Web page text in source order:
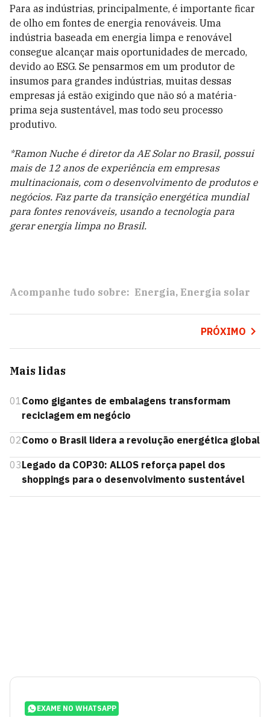
Para as indústrias, principalmente, é importante ficar
de olho em fontes de energia renováveis. Uma
indústria baseada em energia limpa e renovável
consegue alcançar mais oportunidades de mercado,
devido ao ESG. Se pensarmos em um produtor de
insumos para grandes indústrias, muitas dessas
empresas já estão exigindo que não só a matéria-
prima seja sustentável, mas todo seu processo
produtivo.
*Ramon Nuche é diretor da AE Solar no Brasil, possui
mais de 12 anos de experiência em empresas
multinacionais, com o desenvolvimento de produtos e
negócios. Faz parte da transição energética mundial
para fontes renováveis, usando a tecnologia para
gerar energia limpa no Brasil.
Acompanhe tudo sobre: Energia Energia solar
PRÓXIMO
Mais lidas
01Como gigantes de embalagens transformam
reciclagem em negócio
02Como o Brasil lidera a revolução energética global
03Legado da COP30: ALLOS reforça papel dos
shoppings para o desenvolvimento sustentável
EXAME NO WHATSAPP